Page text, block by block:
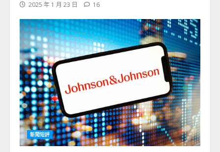
2025 年 1 月 23 日 16
新聞短評